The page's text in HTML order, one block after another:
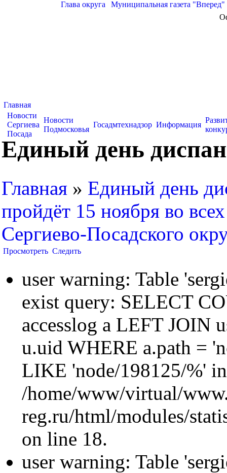
Глава округа Муниципальная газета "Вперед"
Главная
Новости
Сергиева
Посада
Новости
Подмосковья
Госадмтехнадзор Информация
Единый день
Главная » Единый день
пройдёт 15 ноября во
Сергиево-Посадского
Просмотреть Следить
user warning: Table
exist query: SELECT
accesslog a LEFT JOIN
u.uid WHERE a.path =
LIKE 'node/198125/%' in
/home/www/virtual/
reg.ru/html/modules/
on line 18.
user warning: Table